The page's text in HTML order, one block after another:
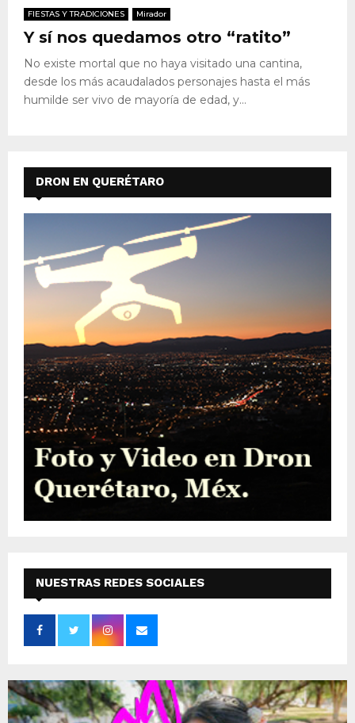
FIESTAS Y TRADICIONES Mirador
Y sí nos quedamos otro “ratito”
No existe mortal que no haya visitado una cantina,
desde los más acaudalados personajes hasta el más
humilde ser vivo de mayoría de edad, y...
DRON EN QUERÉTARO
NUESTRAS REDES SOCIALES